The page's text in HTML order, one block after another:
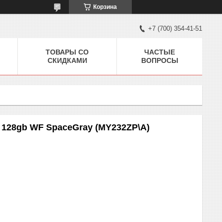
Корзина
+7 (700) 354-41-51
ТОВАРЫ СО
СКИДКАМИ
ЧАСТЫЕ
ВОПРОСЫ
WF SpaceGray (MY232ZP\A)